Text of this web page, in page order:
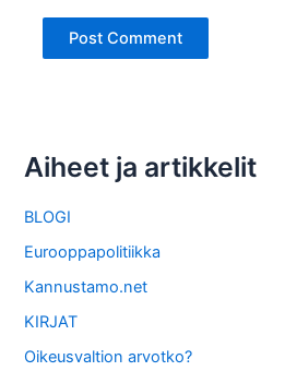
Aiheet ja artikkelit
BLOGI
Eurooppapolitiikka
Kannustamo.net
KIRJAT
Oikeusvaltion arvotko?